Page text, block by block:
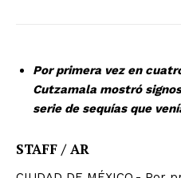
Por primera vez en
Cutzamala mostró
serie de sequías que
STAFF / AR